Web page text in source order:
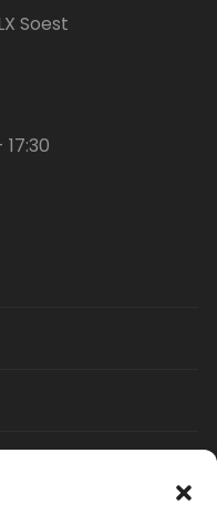
Soest